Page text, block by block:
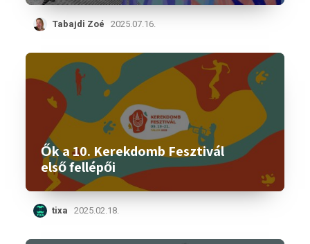
Tabajdi Zoé 2025.07.16.
Ők a 10. Kerekdomb Fesztivál
első fellépői
tixa 2025.02.18.